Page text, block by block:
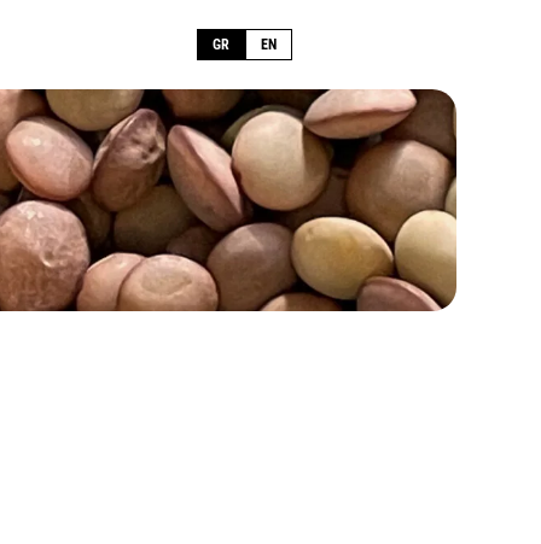
GR EN